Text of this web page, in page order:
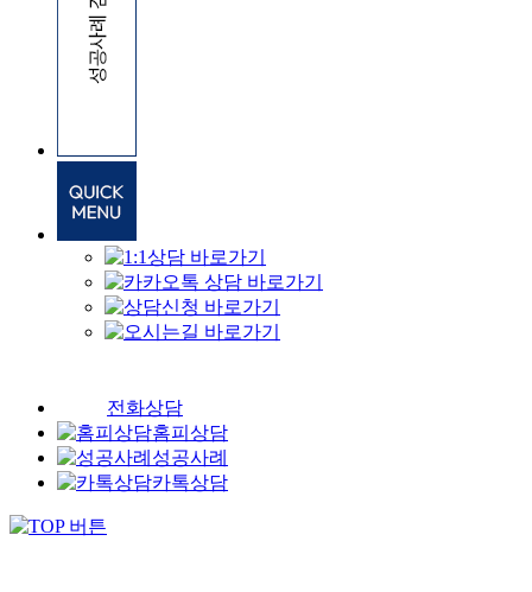
전화상담
홈피상담
성공사례
카톡상담